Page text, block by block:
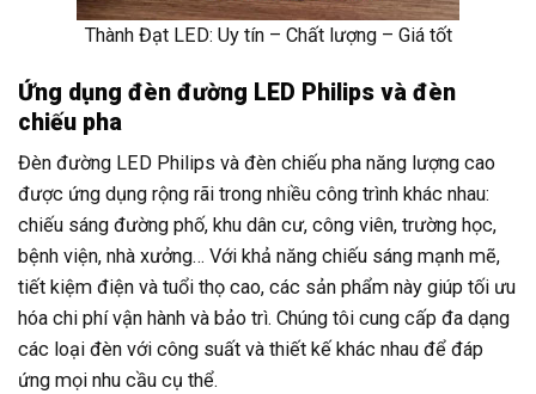
Thành Đạt LED: Uy tín – Chất lượng – Giá tốt
Ứng dụng đèn đường LED Philips và đèn
chiếu pha
Đèn đường LED Philips và đèn chiếu pha năng lượng cao
được ứng dụng rộng rãi trong nhiều công trình khác nhau:
chiếu sáng đường phố, khu dân cư, công viên, trường học,
bệnh viện, nhà xưởng… Với khả năng chiếu sáng mạnh mẽ,
tiết kiệm điện và tuổi thọ cao, các sản phẩm này giúp tối ưu
hóa chi phí vận hành và bảo trì. Chúng tôi cung cấp đa dạng
các loại đèn với công suất và thiết kế khác nhau để đáp
ứng mọi nhu cầu cụ thể.